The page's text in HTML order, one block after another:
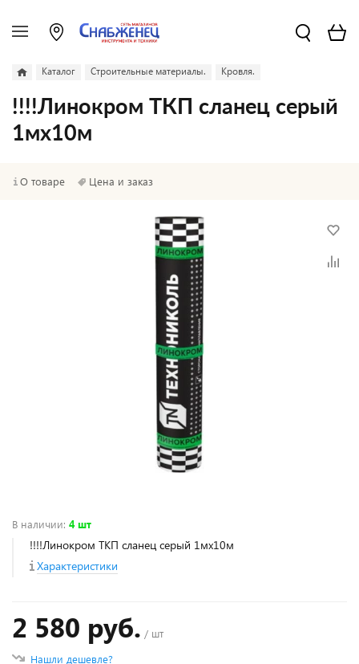
Каталог Строительные материалы. Кровля.
!!!!Линокром ТКП сланец серый
1мх10м
О товаре Цена и заказ
В наличии: 4 шт
!!!!Линокром ТКП сланец серый 1мх10м
Характеристики
2 580 руб. / шт
Нашли дешевле?